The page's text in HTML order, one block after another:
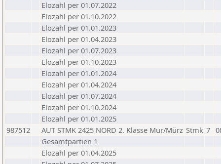
Elozahl per 01.07.2022
Elozahl per 01.10.2022
Elozahl per 01.01.2023
Elozahl per 01.04.2023
Elozahl per 01.07.2023
Elozahl per 01.10.2023
Elozahl per 01.01.2024
Elozahl per 01.04.2024
Elozahl per 01.07.2024
Elozahl per 01.10.2024
Elozahl per 01.01.2025
987512
AUT STMK 2425 NORD 2. Klasse Mur/Mürz Stmk 7
Gesamtpartien 1
Elozahl per 01.04.2025